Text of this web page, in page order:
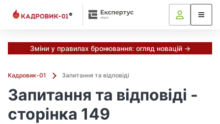
Зміни у правилах бронювання: огляд новацій →
Кадровик-01 Запитання та відповіді
Запитання та відповіді -
сторінка 149